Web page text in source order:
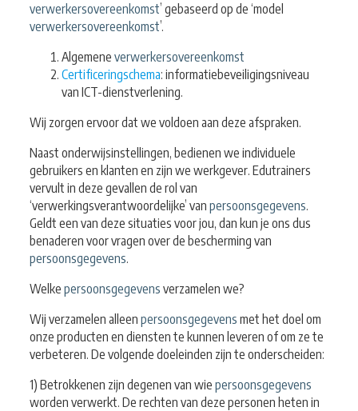
verwerkersovereenkomst’ gebaseerd op de ‘model
verwerkersovereenkomst’.
Algemene verwerkersovereenkomst
Certificeringschema: informatiebeveiligingsniveau
van ICT-dienstverlening.
Wij zorgen ervoor dat we voldoen aan deze afspraken.
Naast onderwijsinstellingen, bedienen we individuele
gebruikers en klanten en zijn we werkgever. Edutrainers
vervult in deze gevallen de rol van
‘verwerkingsverantwoordelijke’ van persoonsgegevens.
Geldt een van deze situaties voor jou, dan kun je ons dus
benaderen voor vragen over de bescherming van
persoonsgegevens.
Welke persoonsgegevens verzamelen we?
Wij verzamelen alleen persoonsgegevens met het doel om
onze producten en diensten te kunnen leveren of om ze te
verbeteren. De volgende doeleinden zijn te onderscheiden:
1) Betrokkenen zijn degenen van wie persoonsgegevens
worden verwerkt. De rechten van deze personen heten in